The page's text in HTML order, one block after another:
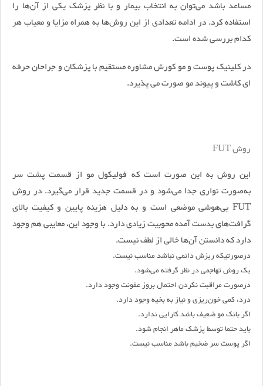
مساعد باشد می‌توان به انتخاب بیمار و با نظر پزشک یکی از آن‌ها را
استفاده کرد. در ادامه تعدادی از این روش‌ها به همراه مزایا و معیاب هر
کدام بررسی شده است.
در کلینیک پوست و مو کورش مشاوره مستقیم با پزشکان و جراحان حرفه
ای کاشت و پیوند مو صورت می پذیرد.
روش FUT
این روش به این صورت است که فولیکول مو از قسمت پشت سر
به‌صورت نواری جدا می‌شود و در قسمت جدید قرار می‌گیرد. در روش
FUT بی‌هوشی موضعی است و به دلیل هزینه پایین و کیفیت بالای
گرافت‌های بدست آمده محوبیت زیادی دارد. با وجود این، معایبی هم وجود
دارد که دانستن آن‌ها خالی از لطف نیست.
درصورتیکه ریزش دائمی نباشد مناسب نیست.
یک روش تهاجمی در نظر گرفته می‌شود.
درصورت مراقبت نکردن احتمال بروز عفونت وجود دارد.
درد، کمی خون‌ریزی و نیاز به بخیه وجود دارد.
اگر بانک مو ضعیف باشد کارایی ندارد.
باید حتما توسط پزشک ماهر انجام شود.
اگر پوست سر ضخیم باشد مناسب نیست.